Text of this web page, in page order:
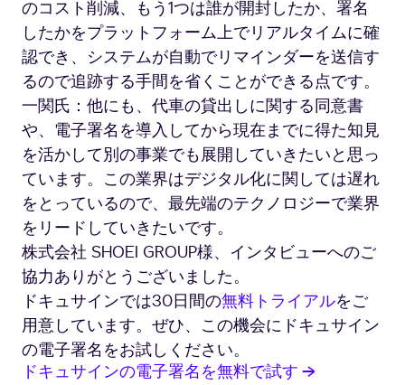
のコスト削減、もう1つは誰が開封したか、署名
したかをプラットフォーム上でリアルタイムに確
認でき、システムが自動でリマインダーを送信す
るので追跡する手間を省くことができる点です。
一関氏：他にも、代車の貸出しに関する同意書
や、電子署名を導入してから現在までに得た知見
を活かして別の事業でも展開していきたいと思っ
ています。この業界はデジタル化に関しては遅れ
をとっているので、最先端のテクノロジーで業界
をリードしていきたいです。
株式会社 SHOEI GROUP様、インタビューへのご
協力ありがとうございました。
ドキュサインでは30日間の無料トライアルをご
用意しています。ぜひ、この機会にドキュサイン
の電子署名をお試しください。
ドキュサインの電子署名を無料で試す →